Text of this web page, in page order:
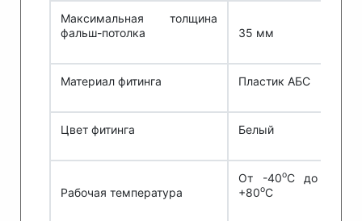
Максимальная толщина
фальш-потолка
35 мм
Материал фитинга Пластик АБС
Цвет фитинга Белый
Рабочая температура
От -40оС до
+80оС